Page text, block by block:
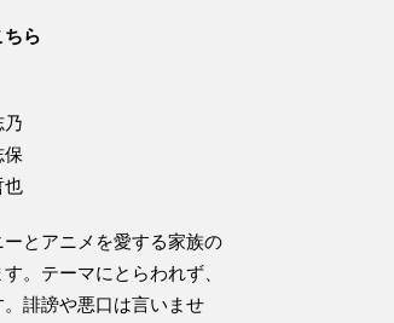
ちら
とアニメを愛する家族の
。テーマにとらわれず、
誹謗や悪口は言いませ